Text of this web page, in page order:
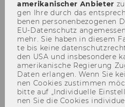
amerikanischer An­bie­ter
gen Ihre durch das
be­nen per­so­nen­be­zo­ge­nen
EU-​Datenschutz
mehr. Sie haben in die­sem
te bis keine
den USA und ins­be­son­de­re
amerikanische Re­gie­rung
Daten er­lan­gen. Wenn Sie
nen Coo­kies zu­stim­men
bitte auf „In­di­vi­du­el­le
nen Sie die Coo­kies